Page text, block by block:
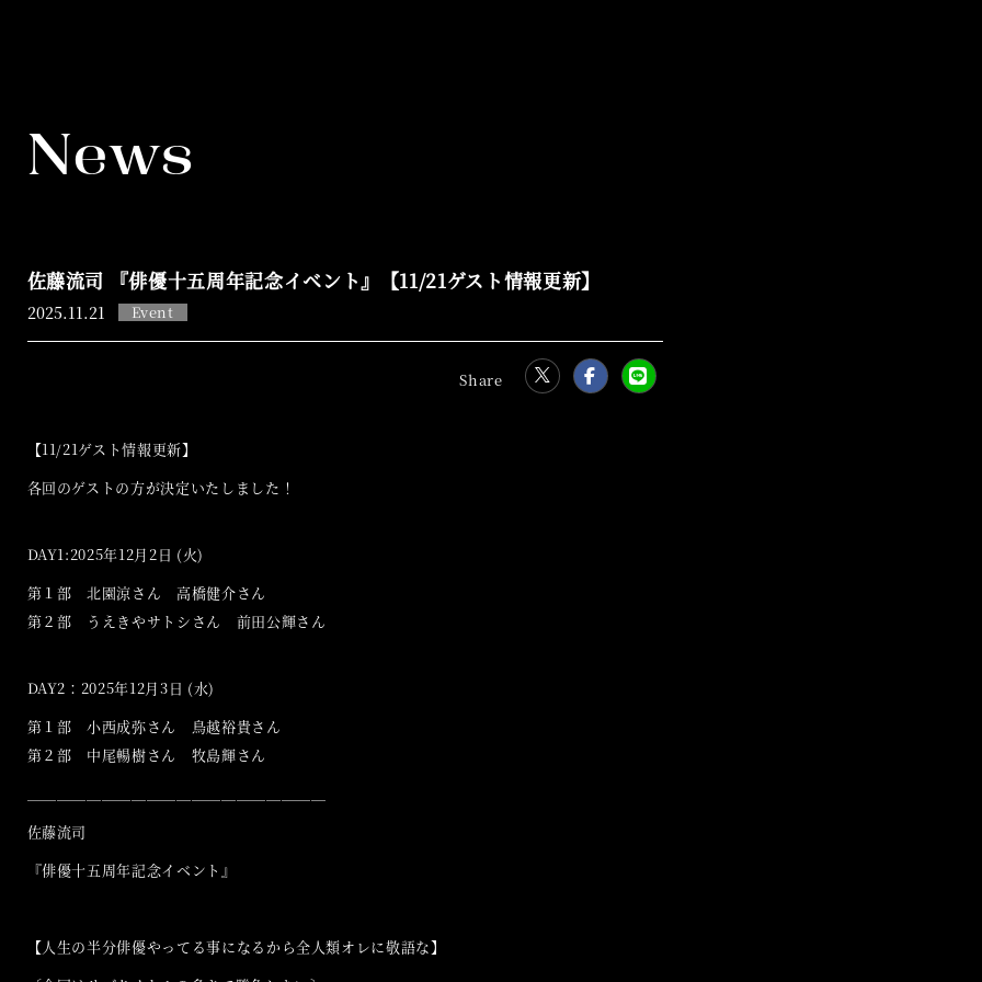
News
佐藤流司 『俳優十五周年記念イベント』【11/21ゲスト情報更新】
2025.11.21 Event
【11/21ゲスト情報更新】
各回のゲストの方が決定いたしました！
DAY1:2025年12月2日 (火)
第１部 北園涼さん 高橋健介さん
第２部 うえきやサトシさん 前田公輝さん
DAY2：2025年12月3日 (水)
第１部 小西成弥さん 鳥越裕貴さん
第２部 中尾暢樹さん 牧島輝さん
佐藤流司
『俳優十五周年記念イベント』
【人生の半分俳優やってる事になるから全人類オレに敬語な】